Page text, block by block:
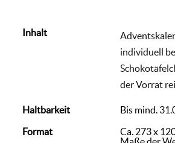
Inhalt
individuell
der Vorrat
Haltbarkeit
Bis mind.
Format
Ca. 273 x